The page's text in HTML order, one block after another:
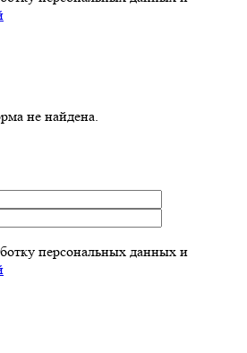
не найдена.
персональных данных и